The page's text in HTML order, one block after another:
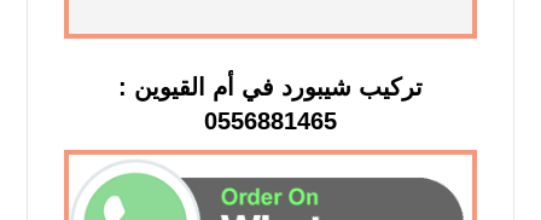
تركيب شيبورد في أم القيوين :
0556881465